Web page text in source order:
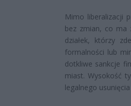
Mimo liberalizacji
bez zmian, co ma
działek, którzy
formalności lub
dotkliwe sankcje
miast. Wysokość
legalnego